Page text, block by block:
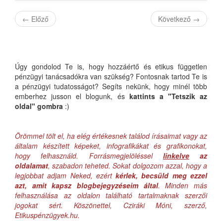
← Előző Következő →
Úgy gondolod Te is, hogy hozzáértő és etikus független
pénzügyi tanácsadókra van szükség? Fontosnak tartod Te is
a pénzügyi tudatosságot? Segíts nekünk, hogy minél több
emberhez jusson el blogunk, és kattints a "Tetszik az
oldal" gombra :)
Örömmel tölt el, ha elég értékesnek találod írásaimat vagy az
általam készített képeket, infografikákat és grafikonokat,
hogy felhasználd. Forrásmegjelöléssel linkelveaz
oldalamat, szabadon teheted. Sokat dolgozom azzal, hogy a
legjobbat adjam Neked, ezértkérlek, becsüld meg ezzel
azt, amit kapsz blogbejegyzéseim által. Minden más
felhasználása az oldalon található tartalmaknak szerzői
jogokat sért. Köszönettel, Cziráki Móni, szerző,
Etikuspénzügyek.hu.